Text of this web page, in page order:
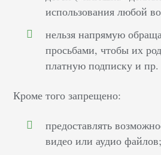
использования любой
нельзя напрямую
просьбами, чтобы их
платную подписку и пр.
Кроме того запрещено:
предоставлять
видео или аудио файлов;